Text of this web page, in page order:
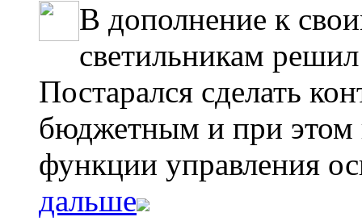
В дополнение к
светильникам
Постарался сделать
бюджетным и при
функции управления
дальше